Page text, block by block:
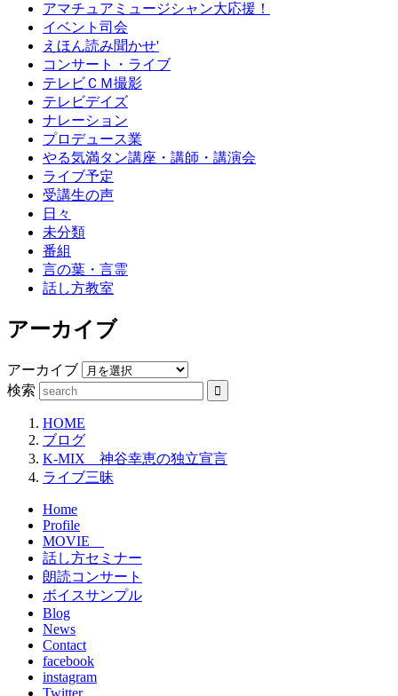
アマチュアミュージシャン大応援！
イベント司会
えほん読み聞かせ'
コンサート・ライブ
テレビＣＭ撮影
テレビデイズ
ナレーション
プロデュース業
やる気満タン講座・講師・講演会
ライブ予定
受講生の声
日々
未分類
番組
言の葉・言霊
話し方教室
アーカイブ
アーカイブ
検索
HOME
ブログ
K-MIX 神谷幸恵の独立宣言
ライブ三昧
Home
Profile
MOVIE
話し方セミナー
朗読コンサート
ボイスサンプル
Blog
News
Contact
facebook
instagram